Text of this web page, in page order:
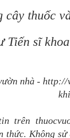
cây thuốc
Tiến sĩ
nhà - http://
trên
thức. Không